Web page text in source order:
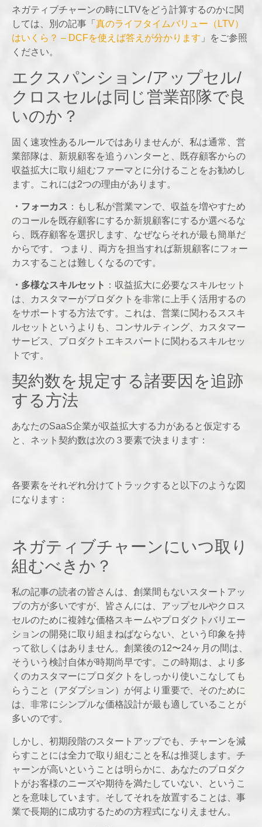
ネガティブチャーンの時にLTVをどう計算するのかに関
しては、別の記事「 真のライフタイムバリュー（LTV）
はいくら？ – DCFを使えば答えが分かります 」をご参照
ください。
エクスパンション/アップセル/
クロスセルは同じ営業部隊で良
いのか？
固く速攻性あるルールではありませんが、私は通常、営
業部隊は、新規顧客を追うハンターと、既存顧客からの
収益拡大に取り組むファーマとに分けることをお勧めし
ます。これには2つの理由があります。
・フォーカス ：もし私が営業マンで、収益を増やすため
のコールを既存顧客にするか新規顧客にするか選べるな
ら、既存顧客を選択します、なぜならそれが最も簡単だ
からです。 つまり、両方を担当すれば新規顧客にフォー
カスすることは難しくなるのです。
・多様なスキルセット ：収益拡大に必要なスキルセット
は、カスタマーがプロダクトを非常に上手く活用するの
をサポートする方法です。これは、営業に関わるススキ
ルセットというよりも、コンサルティング、カスタマー
サービス、プロダクトエキスパートに関わるスキルセッ
トです。
契約数を規定する諸要因を追跡
する方法
あなたのSaaS企業が収益拡大する力があると仮定する
と、ネット契約数は次の３要素で決まります：
各要素をそれぞれ分けてトラックすると以下のような図
になります：
ネガティブチャーンにいつ取り
組むべきか？
私の記事の読者の皆さんは、創業間もないスタートアッ
プの方が多いですが、皆さんには、アップセルやクロス
セルのために複雑な価格スキームやプロダクトバリエー
ションの開発に取り組まねばならない、という印象を持
って欲しくはありません。創業後の12〜24ヶ月の間は、
そういう検討自体が時期尚早です。この時期は、より多
くのカスタマーにプロダクトをしっかり使いこなしても
らうこと（アダプション）が何より重要で、そのために
は、非常にシンプルな価格設計が最も適していることが
多いのです。
しかし、初期段階のスタートアップでも、チャーンを減
らすことには全力で取り組むことを私は推奨します。チ
ャーンが高いということは明らかに、あなたのプロダク
トがお客様のニーズや期待を満たしていない、というこ
とを意味しています。そしてそれを放置することは、事
業で長期的に成功するための方程式になりえません。